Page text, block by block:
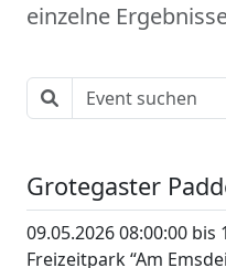
einzelne
Grotegaster
09.05.2026 08:00:00 bis
Freizeitpark “Am